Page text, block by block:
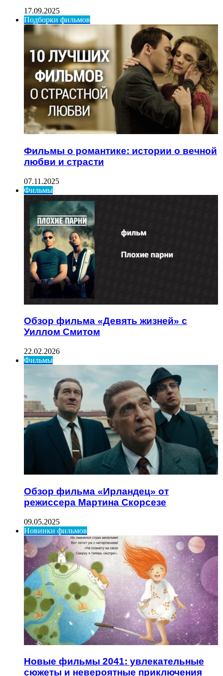
17.09.2025
Подборки фильмов
Фильмы о романтике: истории о вечной
любви и страсти
07.11.2025
Фильмы
Обзор фильма «Девять жизней» с
Уиллом Смитом
22.02.2026
Фильмы
Обзор фильма «Ирландец» от
режиссера Мартина Скорсезе
09.05.2025
Новинки фильмов
Новые фильмы 2041: увлекательные
сюжеты и невероятные приключения